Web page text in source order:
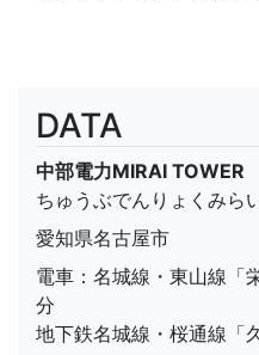
DATA
中部電力MIRAI TOWER
ちゅうぶでんりょくみら
愛知県名古屋市
電車：名城線・東山線「
分
地下鉄名城線・桜通線「